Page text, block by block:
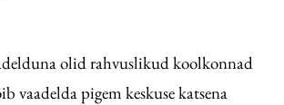
olid rahvuslikud koolkonnad
pigem keskuse katsena